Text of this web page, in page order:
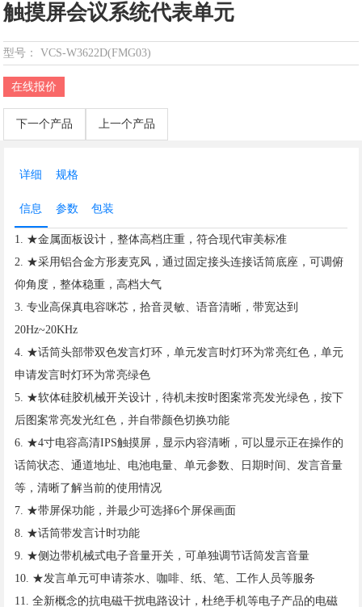
触摸屏会议系统代表单元
型号： VCS-W3622D(FMG03)
在线报价
下一个产品 上一个产品
详细
信息
规格
参数 包装
1. ★金属面板设计，整体高档庄重，符合现代审美标准
2. ★采用铝合金方形麦克风，通过固定接头连接话筒底座，可调俯
仰角度，整体稳重，高档大气
3. 专业高保真电容咪芯，拾音灵敏、语音清晰，带宽达到
20Hz~20KHz
4. ★话筒头部带双色发言灯环，单元发言时灯环为常亮红色，单元
申请发言时灯环为常亮绿色
5. ★软体硅胶机械开关设计，待机未按时图案常亮发光绿色，按下
后图案常亮发光红色，并自带颜色切换功能
6. ★4寸电容高清IPS触摸屏，显示内容清晰，可以显示正在操作的
话筒状态、通道地址、电池电量、单元参数、日期时间、发言音量
等，清晰了解当前的使用情况
7. ★带屏保功能，并最少可选择6个屏保画面
8. ★话筒带发言计时功能
9. ★侧边带机械式电子音量开关，可单独调节话筒发言音量
10. ★发言单元可申请茶水、咖啡、纸、笔、工作人员等服务
11. 全新概念的抗电磁干扰电路设计，杜绝手机等电子产品的电磁